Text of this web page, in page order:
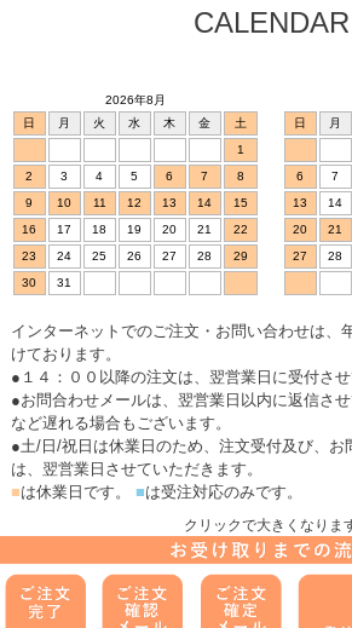
CALENDAR
2026年8月
日
月 火 水 木 金
土
1
2
3 4 5 6 7
8
9
10 11 12 13 14
15
16
17 18 19 20 21
22
23
24 25 26 27 28
29
30
31
日
月
6
7
13
14
20
21
27
28
インターネットでのご注文・お問い合わせは、
けております。
●１４：００以降の注文は、翌営業日に受付させ
●お問合わせメールは、翌営業日以内に返信さ
など遅れる場合もございます。
●土/日/祝日は休業日のため、注文受付及び、お
は、翌営業日させていただきます。
■は休業日です。 ■は受注対応のみです。
クリックで大きくなりま